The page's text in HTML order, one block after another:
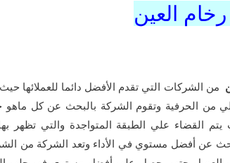
العين
من الشركات التي تقدم الأفضل دائما للعملائها
من الحرفية وتقوم الشركة بالبحث عن كل
القضاء علي الطبقة المتواجدة والتي تظهر
عن أفضل مستوي في الأداء وتعد الشركة من